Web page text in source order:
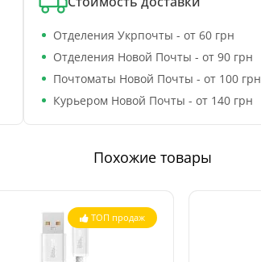
Отделения Укрпочты - от 60 грн
Отделения Новой Почты - от 90 грн
Почтоматы Новой Почты - от 100 грн
Курьером Новой Почты - от 140 грн
Похожие товары
ТОП продаж